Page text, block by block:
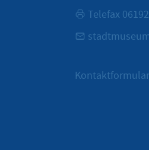
Telefax
Kontaktformular